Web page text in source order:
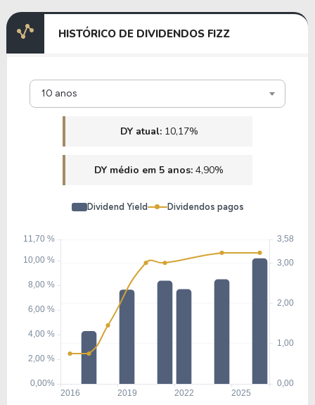
13,99 1,78 12,72%
3,51%
HISTÓRICO DE DIVIDENDOS FIZZ
10 anos
DY atual: 10,17%
DY médio em 5 anos: 4,90%
Dividend Yield Dividendos pagos